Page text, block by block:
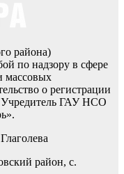
района)
по надзору в сфере
массовых
о регистрации
ГАУ НСО
район, с.